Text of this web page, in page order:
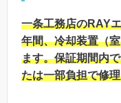
一条工務店のRAY
年間、冷却装置（
ます。保証期間内
たは一部負担で修